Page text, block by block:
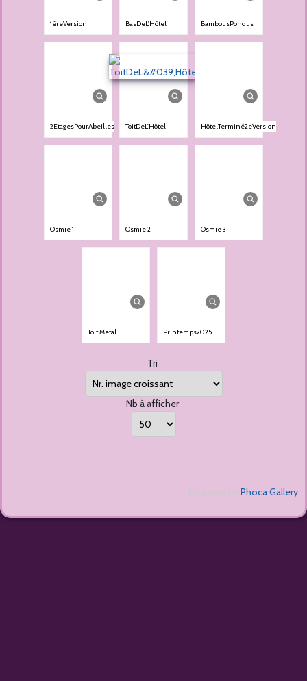
1èreVersion BasDeL'Hôtel BambousPondus
2EtagesPourAbeilles ToitDeL'Hôtel HôtelTerminé2eVersion
Osmie 1 Osmie 2 Osmie 3
Toit Métal Printemps2025
Tri
Nb à afficher
Powered by Phoca Gallery